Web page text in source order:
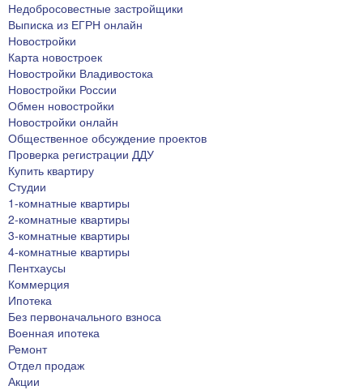
Недобросовестные застройщики
Выписка из ЕГРН онлайн
Новостройки
Карта новостроек
Новостройки Владивостока
Новостройки России
Обмен новостройки
Новостройки онлайн
Общественное обсуждение проектов
Проверка регистрации ДДУ
Купить квартиру
Студии
1-комнатные квартиры
2-комнатные квартиры
3-комнатные квартиры
4-комнатные квартиры
Пентхаусы
Коммерция
Ипотека
Без первоначального взноса
Военная ипотека
Ремонт
Отдел продаж
Акции